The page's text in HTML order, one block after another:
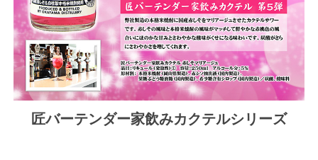
匠バーテンダー家飲みカクテルシリーズ